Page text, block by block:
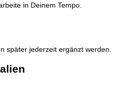
in Deinem Tempo.
später jederzeit ergänzt werden.